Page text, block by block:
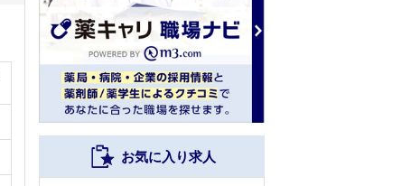
お気に入り求人